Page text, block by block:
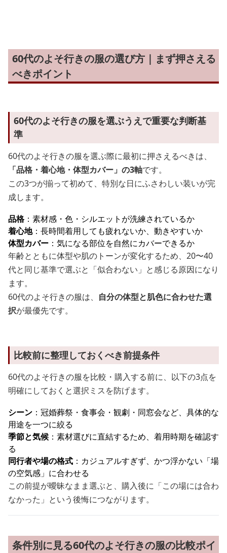
60代のよそ行きの服の選び方｜まず押さえる
べきポイント
60代のよそ行きの服を選ぶうえで重要な判断基
準
60代のよそ行きの服を選ぶ際に最初に押さえるべきは、
「品格・着心地・体型カバー」の3軸です。
この3つが揃って初めて、特別な日にふさわしい装いが完
成します。
品格：素材感・色・シルエットが洗練されているか
着心地：長時間着用しても疲れないか、動きやすいか
体型カバー ：気になる部位を自然にカバーできるか
年齢とともに体型や肌のトーンが変化するため、20〜40
代と同じ基準で選ぶと「似合わない」と感じる原因になり
ます。
60代のよそ行きの服は、 自分の体型と肌色に合わせた選
択が最優先です。
比較前に整理しておくべき前提条件
60代のよそ行きの服を比較・購入する前に、以下の3点を
明確にしておくと選択ミスを防げます。
シーン ：冠婚葬祭・食事会・観劇・同窓会など、具体的な
用途を一つに絞る
季節と気候 ：素材選びに直結するため、着用時期を確認す
る
同行者や場の格式 ：カジュアルすぎず、かつ浮かない「場
の空気感」に合わせる
この前提が曖昧なまま選ぶと、購入後に「この場には合わ
なかった」という後悔につながります。
条件別に見る60代のよそ行きの服の比較ポイ